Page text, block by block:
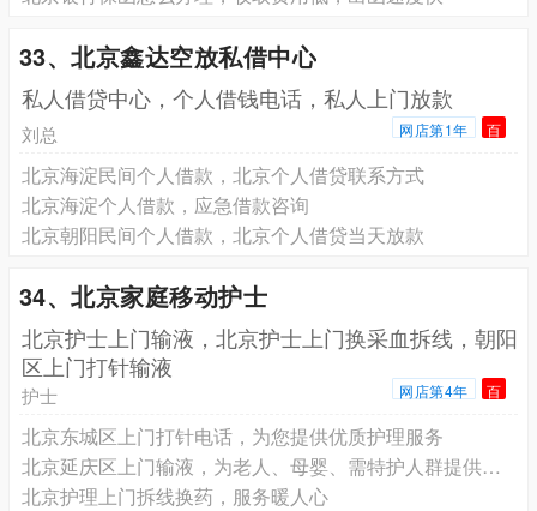
33、北京鑫达空放私借中心
私人借贷中心，个人借钱电话，私人上门放款
刘总 网店第1年 百
北京海淀民间个人借款，北京个人借贷联系方式
北京海淀个人借款，应急借款咨询
北京朝阳民间个人借款，北京个人借贷当天放款
34、北京家庭移动护士
北京护士上门输液，北京护士上门换采血拆线，朝阳
区上门打针输液
护士 网店第4年 百
北京东城区上门打针电话，为您提供优质护理服务
北京延庆区上门输液，为老人、母婴、需特护人群提供个性化服务
北京护理上门拆线换药，服务暖人心